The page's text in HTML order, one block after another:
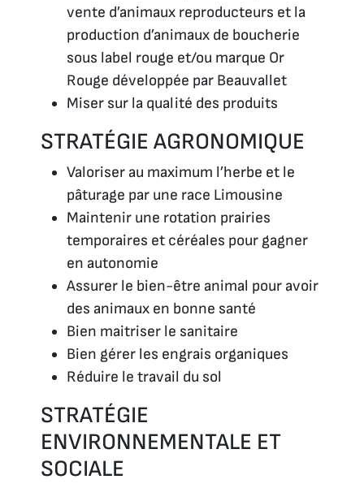
vente d’animaux reproducteurs et la
production d’animaux de boucherie
sous label rouge et/ou marque Or
Rouge développée par Beauvallet
Miser sur la qualité des produits
STRATÉGIE AGRONOMIQUE
Valoriser au maximum l’herbe et le
pâturage par une race Limousine
Maintenir une rotation prairies
temporaires et céréales pour gagner
en autonomie
Assurer le bien-être animal pour avoir
des animaux en bonne santé
Bien maitriser le sanitaire
Bien gérer les engrais organiques
Réduire le travail du sol
STRATÉGIE
ENVIRONNEMENTALE ET
SOCIALE